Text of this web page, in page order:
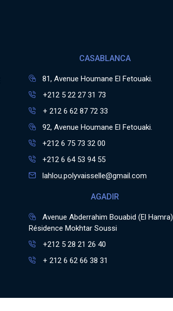
CASABLANCA
81, Avenue Houmane El Fetouaki.
+212 5 22 27 31 73
+ 212 6 62 87 72 33
92, Avenue Houmane El Fetouaki.
+212 6 75 73 32 00
+212 6 64 53 94 55
lahlou.polyvaisselle@gmail.com
AGADIR
Avenue Abderrahim Bouabid (El Hamra)
Résidence Mokhtar Soussi
+212 5 28 21 26 40
+ 212 6 62 66 38 31